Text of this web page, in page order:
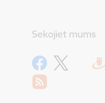
Sekojiet mums